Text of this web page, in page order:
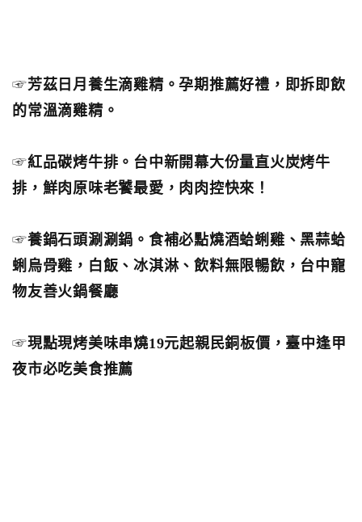
☞芳茲日月養生滴雞精。孕期推薦好禮，即拆即飲
的常溫滴雞精。
☞紅品碳烤牛排。台中新開幕大份量直火炭烤牛
排，鮮肉原味老饕最愛，肉肉控快來！
☞養鍋石頭涮涮鍋。食補必點燒酒蛤蜊雞、黑蒜蛤
蜊烏骨雞，白飯、冰淇淋、飲料無限暢飲，台中寵
物友善火鍋餐廳
☞現點現烤美味串燒19元起親民銅板價，臺中逢甲
夜市必吃美食推薦